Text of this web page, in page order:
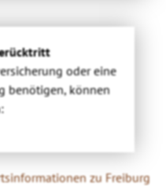
oder eine
benötigen, können
zu Freiburg